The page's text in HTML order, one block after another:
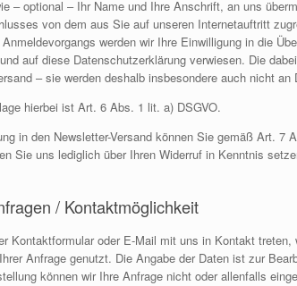
– optional – Ihr Name und Ihre Anschrift, an uns
von dem aus Sie auf unseren Internetauftritt
werden wir Ihre Einwilligung in die
auf diese Datenschutzerklärung verwiesen. Die
– sie werden deshalb insbesondere auch nicht an
hierbei ist Art. 6 Abs. 1 lit. a) DSGVO.
in den Newsletter-Versand können Sie gemäß Art.
Sie uns lediglich über Ihren Widerruf in Kenntnis
/ Kontaktmöglichkeit
Kontaktformular oder E-Mail mit uns in Kontakt
Anfrage genutzt. Die Angabe der Daten ist zur
können wir Ihre Anfrage nicht oder allenfalls